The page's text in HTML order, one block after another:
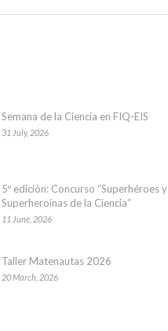
Semana de la Ciencia en FIQ-EIS
31 July, 2026
5º edición: Concurso “Superhéroes y
Superheroínas de la Ciencia”
11 June, 2026
Taller Matenautas 2026
20 March, 2026